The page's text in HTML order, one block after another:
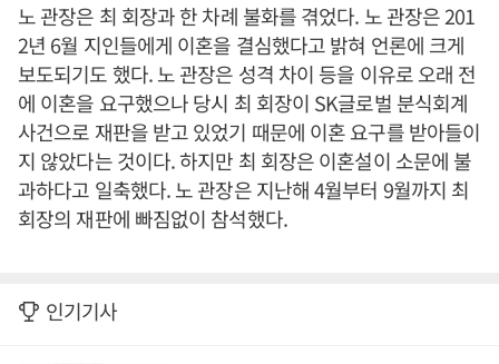
노 관장은 최 회장과 한 차례 불화를 겪었다. 노 관장은 201
2년 6월 지인들에게 이혼을 결심했다고 밝혀 언론에 크게
보도되기도 했다. 노 관장은 성격 차이 등을 이유로 오래 전
에 이혼을 요구했으나 당시 최 회장이 SK글로벌 분식회계
사건으로 재판을 받고 있었기 때문에 이혼 요구를 받아들이
지 않았다는 것이다. 하지만 최 회장은 이혼설이 소문에 불
과하다고 일축했다. 노 관장은 지난해 4월부터 9월까지 최
회장의 재판에 빠짐없이 참석했다.
인기기사